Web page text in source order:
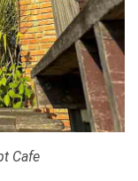
Cafe